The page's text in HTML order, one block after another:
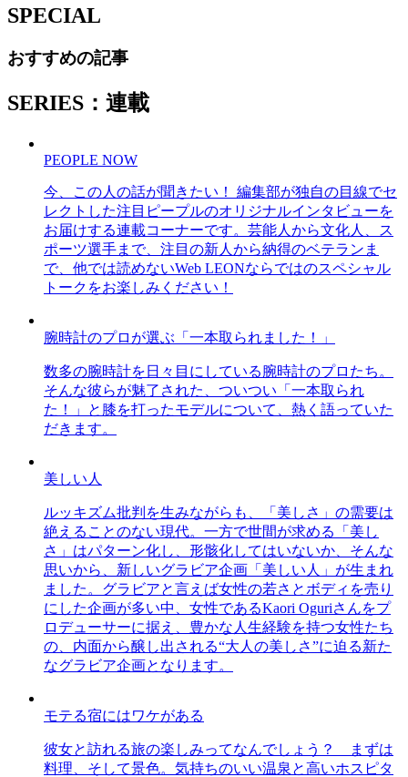
SPECIAL
おすすめの記事
SERIES：連載
PEOPLE NOW
今、この人の話が聞きたい！ 編集部が独自の目線でセ
レクトした注目ピープルのオリジナルインタビューを
お届けする連載コーナーです。芸能人から文化人、ス
ポーツ選手まで、注目の新人から納得のベテランま
で、他では読めないWeb LEONならではのスペシャル
トークをお楽しみください！
腕時計のプロが選ぶ「一本取られました！」
数多の腕時計を日々目にしている腕時計のプロたち。
そんな彼らが魅了された、ついつい「一本取られ
た！」と膝を打ったモデルについて、熱く語っていた
だきます。
美しい人
ルッキズム批判を生みながらも、「美しさ」の需要は
絶えることのない現代。一方で世間が求める「美し
さ」はパターン化し、形骸化してはいないか、そんな
思いから、新しいグラビア企画「美しい人」が生まれ
ました。グラビアと言えば女性の若さとボディを売り
にした企画が多い中、女性であるKaori Oguriさんをプ
ロデューサーに据え、豊かな人生経験を持つ女性たち
の、内面から醸し出される“大人の美しさ”に迫る新た
なグラビア企画となります。
モテる宿にはワケがある
彼女と訪れる旅の楽しみってなんでしょう？ まずは
料理、そして景色。気持ちのいい温泉と高いホスピタ